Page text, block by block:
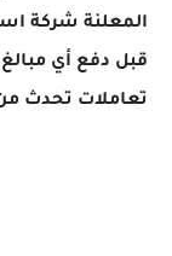
المعلنة شركة
قبل دفع أي
تعاملات تحدث